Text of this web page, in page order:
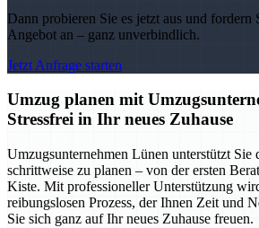
Dann probieren Sie es jetzt aus und
Angebot an – ganz unverbindlich.
Jetzt Anfrage starten
Umzug planen mit
Stressfrei in Ihr neues Zuhause
Umzugsunternehmen Lünen unterstützt Sie
schrittweise zu planen – von der ersten
Kiste. Mit professioneller Unterstützung
reibungslosen Prozess, der Ihnen Zeit und
Sie sich ganz auf Ihr neues Zuhause freuen.